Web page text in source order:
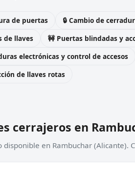
de puertas 🔒 Cambio de
de llaves
🚧 Puertas blindadas y
electrónicas y control de accesos
de llaves rotas
cerrajeros en
disponible en Rambuchar (Alicante).